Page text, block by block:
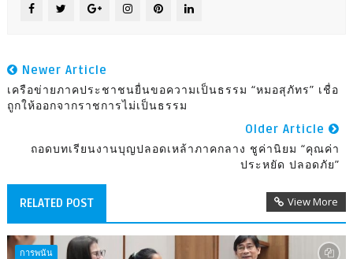
Newer Article
เครือข่ายภาคประชาชนยื่นขอความเป็นธรรม “หมอสุภัทร” เชื่อ
ถูกให้ออกจากราชการไม่เป็นธรรม
Older Article
ถอดบทเรียนงานบุญปลอดเหล้าภาคกลาง ชูค่านิยม “คุณค่า
ประหยัด ปลอดภัย”
RELATED POST View More
การพนัน